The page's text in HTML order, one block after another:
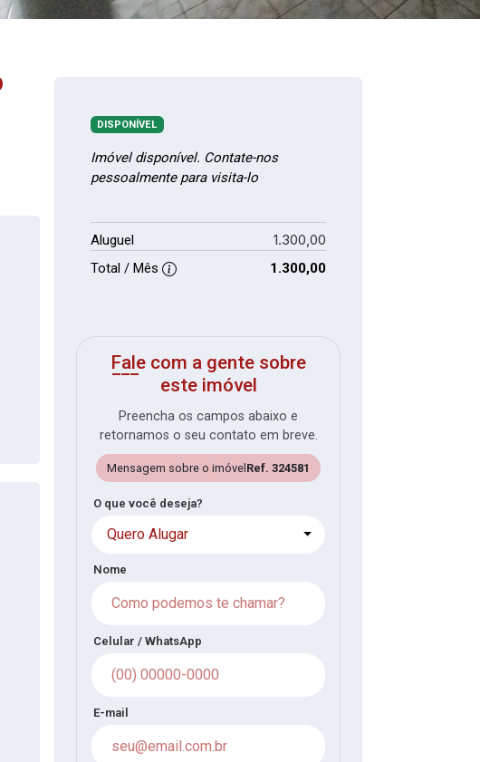
DISPONÍVEL
Imóvel disponível. Contate-nos
pessoalmente para visita-lo
Aluguel 1.300,00
Total / Mês 1.300,00
Fale com a gente sobre
este imóvel
Preencha os campos abaixo e
retornamos o seu contato em breve.
Mensagem sobre o imóvel Ref. 324581
O que você deseja?
Quero Alugar
Nome
Celular / WhatsApp
E-mail